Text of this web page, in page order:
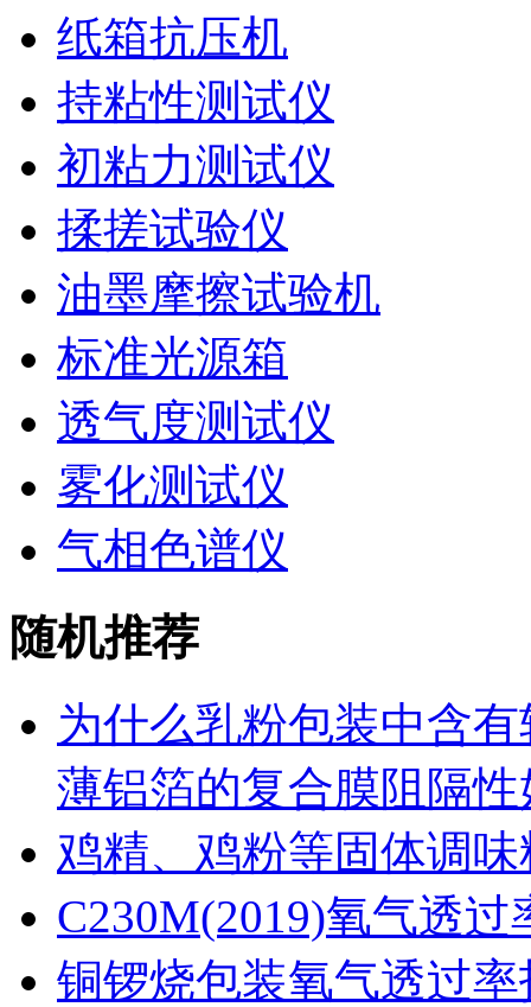
纸箱抗压机
持粘性测试仪
初粘力测试仪
揉搓试验仪
油墨摩擦试验机
标准光源箱
透气度测试仪
雾化测试仪
气相色谱仪
随机推荐
为什么乳粉包装中含
薄铝箔的复合膜阻隔性
鸡精、鸡粉等固体调
C230M(2019)氧气透过
铜锣烧包装氧气透过